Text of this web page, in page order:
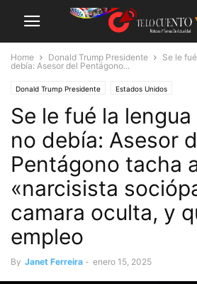
Home Donald Trump Presidente
Se le
debía: Asesor del Pentágono...
Donald Trump Presidente Estados Unidos
Se le fué la
no debía: Asesor
Pentágono tacha
«narcisista
camara oculta, y
empleo
By Janet Ferreira - enero 15, 2025